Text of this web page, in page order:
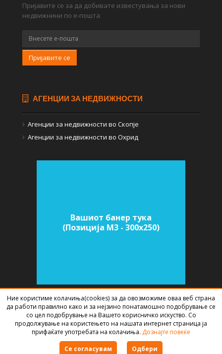
Пријавите се за да добивате известувања за нови
недвижнини по е-пошта
Пријавите се
АГЕНЦИИ ЗА НЕДВИЖНОСТИ
Агенции за недвижности во Скопје
Агенции за недвижности во Охрид
Вашиот банер тука
(Позиција M3 - 300х250)
СОФТВЕР ЗА АГЕНЦИИ ЗА НЕДВИЖНИНИИЗРАБОТЕН ОДBEST NET
STUDIO2026
Правила за користење
Ние користиме колачиња(cookies) за да овозможиме оваа веб страна
да работи правилно како и за нејзино понатамошно подобрување се
со цел подобрување на Вашето корисничко искуство. Со
продолжување на користењето на нашата интернет страница ја
прифаќате употребата на колачиња. Дознајте повеќе
Се согласувам
Одбери